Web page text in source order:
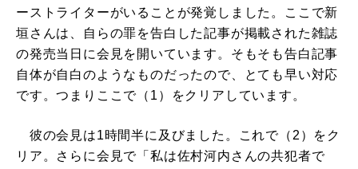
ーストライターがいることが発覚しました。ここで新
垣さんは、自らの罪を告白した記事が掲載された雑誌
の発売当日に会見を開いています。そもそも告白記事
自体が自白のようなものだったので、とても早い対応
です。つまりここで（1）をクリアしています。
彼の会見は1時間半に及びました。これで（2）をク
リア。さらに会見で「私は佐村河内さんの共犯者で